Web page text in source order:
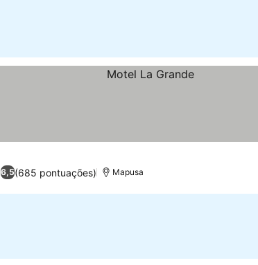
6,5(685 pontuações) Mapusa